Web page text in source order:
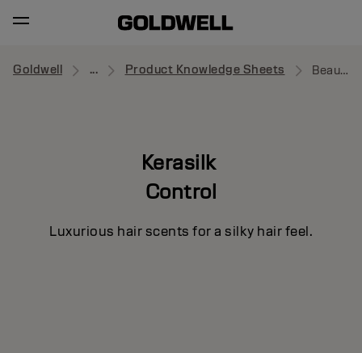
Goldwell ... Product Knowledge Sheets Beautifying Hair Perfume
Kerasilk
Control
Luxurious hair scents for a silky hair feel.